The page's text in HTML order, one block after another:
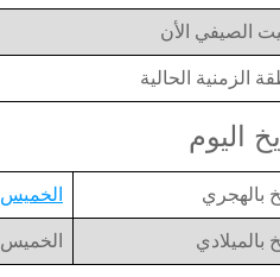
الصيفي الأن
الزمنية الحالية
اليوم
بالهجري الخميس 22 صفر 1448 (1448-02-22)
بالميلادي الخميس 06 آب/أغسطس 2026 (2026-08-06)